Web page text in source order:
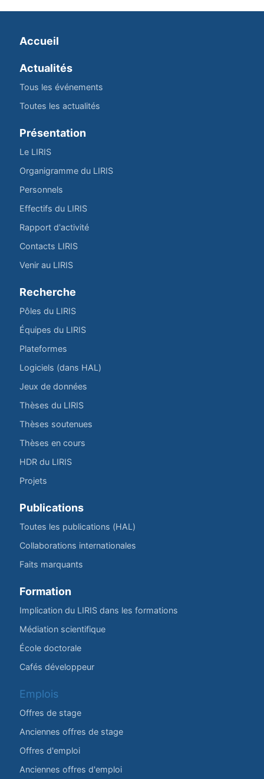
Accueil
Actualités
Tous les événements
Toutes les actualités
Présentation
Le LIRIS
Organigramme du LIRIS
Personnels
Effectifs du LIRIS
Rapport d'activité
Contacts LIRIS
Venir au LIRIS
Recherche
Pôles du LIRIS
Équipes du LIRIS
Plateformes
Logiciels (dans HAL)
Jeux de données
Thèses du LIRIS
Thèses soutenues
Thèses en cours
HDR du LIRIS
Projets
Publications
Toutes les publications (HAL)
Collaborations internationales
Faits marquants
Formation
Implication du LIRIS dans les formations
Médiation scientifique
École doctorale
Cafés développeur
Emplois
Offres de stage
Anciennes offres de stage
Offres d'emploi
Anciennes offres d'emploi